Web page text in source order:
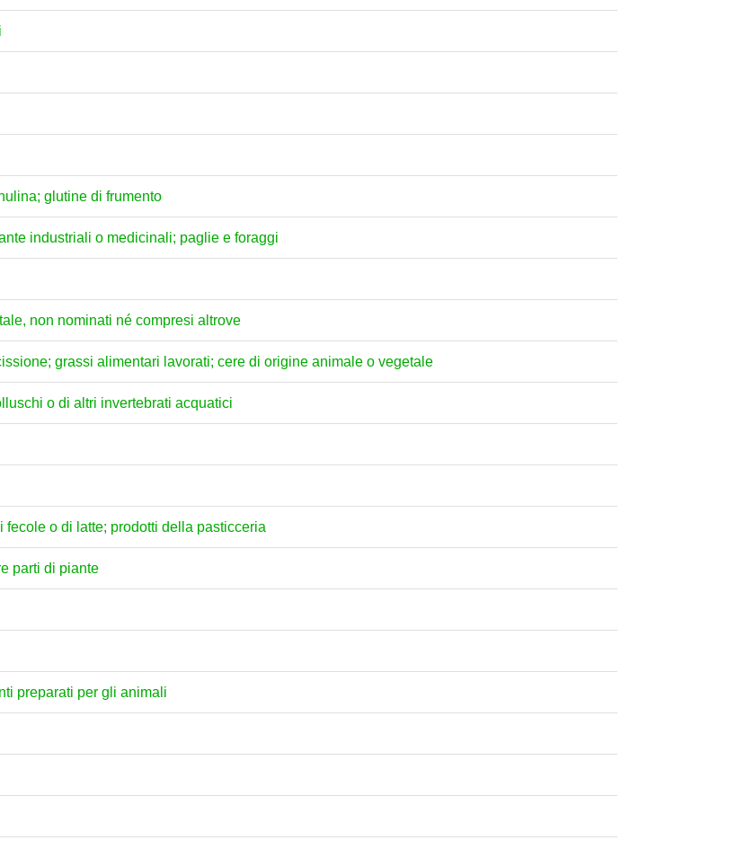
glutine di frumento
industriali o medicinali; paglie e foraggi
non nominati né compresi altrove
grassi alimentari lavorati; cere di origine animale o vegetale
o di altri invertebrati acquatici
o di latte; prodotti della pasticceria
parti di piante
preparati per gli animali